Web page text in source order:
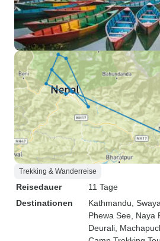
Trekking & Wanderreise
Reisedauer
11 Tage
Destinationen
Kathmandu ,
Phewa See , Naya
Deurali ,